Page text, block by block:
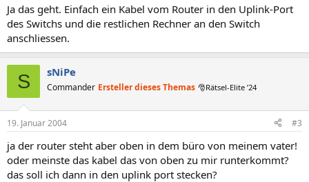
Ja das geht. Einfach ein Kabel vom Router in den Uplink-Port
des Switchs und die restlichen Rechner an den Switch
anschliessen.
S sNiPe
Commander Ersteller dieses Themas 🎅Rätsel-Elite ’24
19. Januar 2004 #3
ja der router steht aber oben in dem büro von meinem vater!
oder meinste das kabel das von oben zu mir runterkommt?
das soll ich dann in den uplink port stecken?